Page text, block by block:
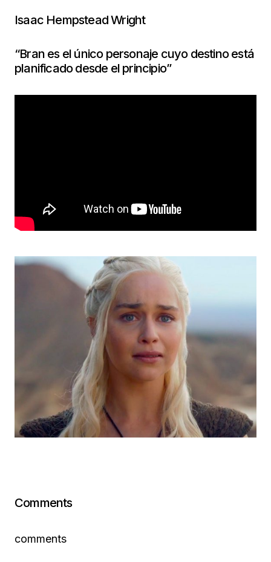
Isaac Hempstead Wright
“Bran es el único personaje cuyo destino está
planificado desde el principio”
Comments
comments